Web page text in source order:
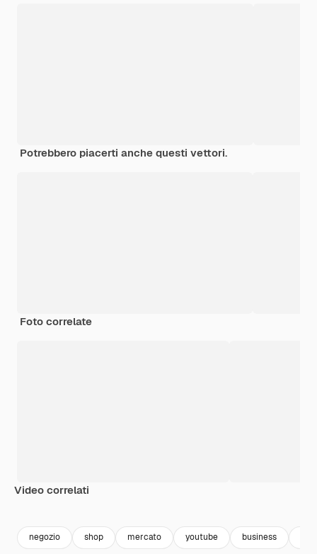
Potrebbero piacerti anche questi vettori.
Foto correlate
Video correlati
negozio shop mercato youtube business